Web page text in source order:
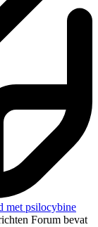
met psilocybine
Forum bevat